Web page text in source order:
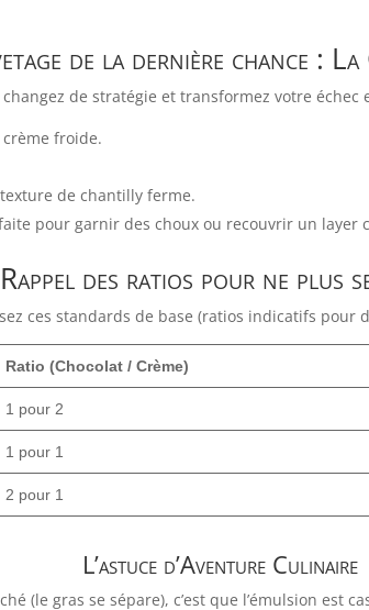
de la dernière chance : La
de stratégie et transformez votre échec
froide.
de chantilly ferme.
pour garnir des choux ou recouvrir un layer
des ratios pour ne plus
ces standards de base (ratios indicatifs pour
Ratio (Chocolat / Crème)
1 pour 2
1 pour 1
2 pour 1
L’astuce d’Aventure Culinaire
(le gras se sépare), c’est que l’émulsion est